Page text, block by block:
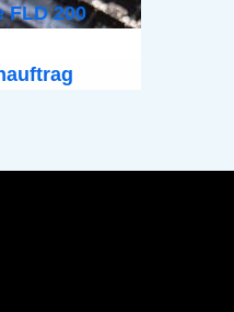
FLD 200